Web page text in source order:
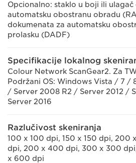
Opcionalno: staklo u boji ili ulagač
automatsku obostranu obradu
dokumenata za automatsku
prolasku (DADF)
Specifikacije lokalnog
Colour Network ScanGear2. Za
Podržani OS: Windows Vista / 7 /
/ Server 2008 R2 / Server 2012 /
Server 2016
Razlučivost skeniranja
100 x 100 dpi, 150 x 150 dpi, 200
dpi, 200 x 400 dpi, 300 x 300
x 600 dpi